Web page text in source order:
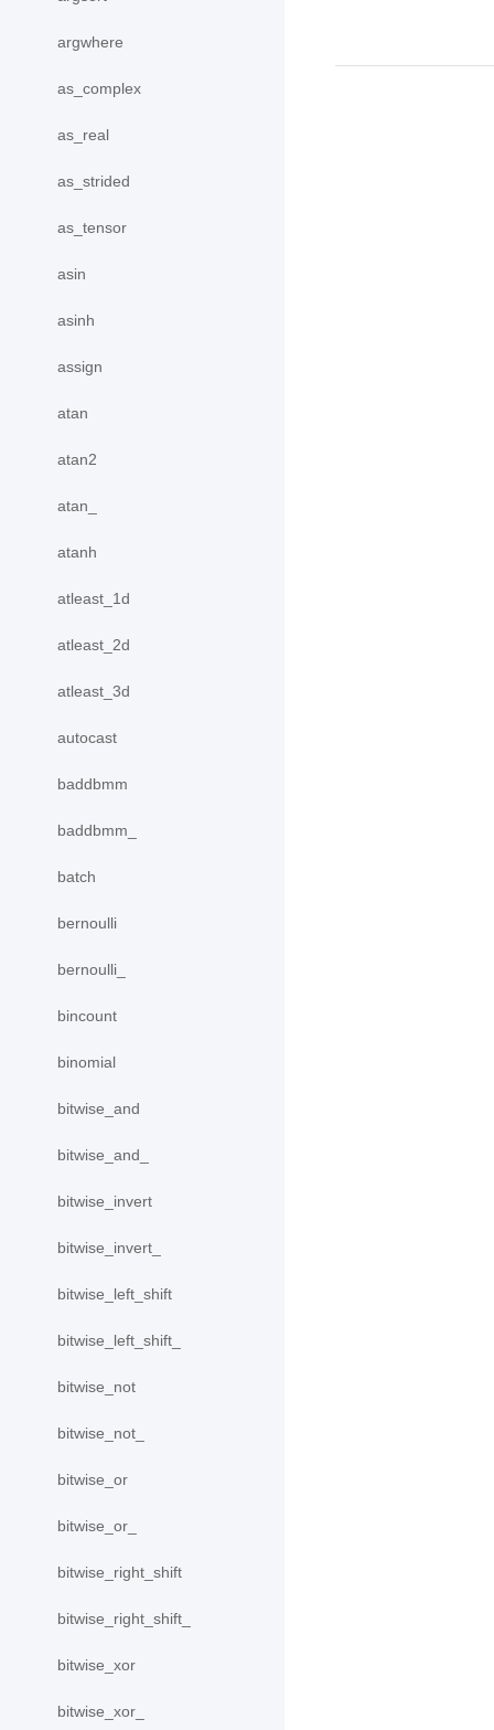
argwhere
as_complex
as_real
as_strided
as_tensor
asin
asinh
assign
atan
atan2
atan_
atanh
atleast_1d
atleast_2d
atleast_3d
autocast
baddbmm
baddbmm_
batch
bernoulli
bernoulli_
bincount
binomial
bitwise_and
bitwise_and_
bitwise_invert
bitwise_invert_
bitwise_left_shift
bitwise_left_shift_
bitwise_not
bitwise_not_
bitwise_or
bitwise_or_
bitwise_right_shift
bitwise_right_shift_
bitwise_xor
bitwise_xor_